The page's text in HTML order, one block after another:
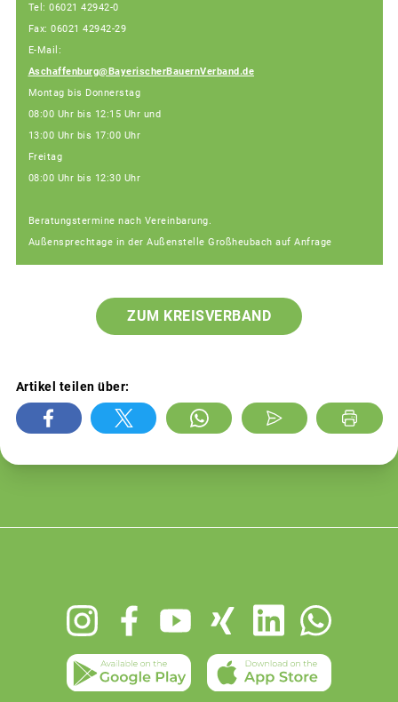
Tel: 06021 42942-0
Fax: 06021 42942-29
E-Mail:
Aschaffenburg@BayerischerBauernVerband.de
Montag bis Donnerstag
08:00 Uhr bis 12:15 Uhr und
13:00 Uhr bis 17:00 Uhr
Freitag
08:00 Uhr bis 12:30 Uhr
Beratungstermine nach Vereinbarung.
Außensprechtage in der Außenstelle Großheubach auf Anfrage
ZUM KREISVERBAND
Artikel teilen über: